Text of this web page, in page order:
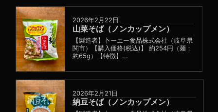
2026年2月22日
山菜そば（ノンカップメン）
【製造者】卜ーエー食品株式会社（岐阜県
関市）【購入価格(税込)】 約254円（麺：
約65g）【特徴】...
2026年2月21日
納豆そば（ノンカップメン）